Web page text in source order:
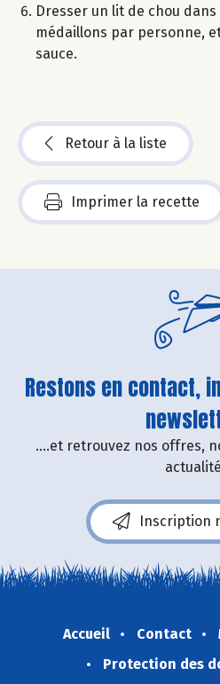
Dresser un lit de chou
médaillons par personne,
sauce.
Retour à la liste
Imprimer la recette
Restons en contact,
....et retrouvez nos offres,
Inscription
Accueil Contact
Protection des